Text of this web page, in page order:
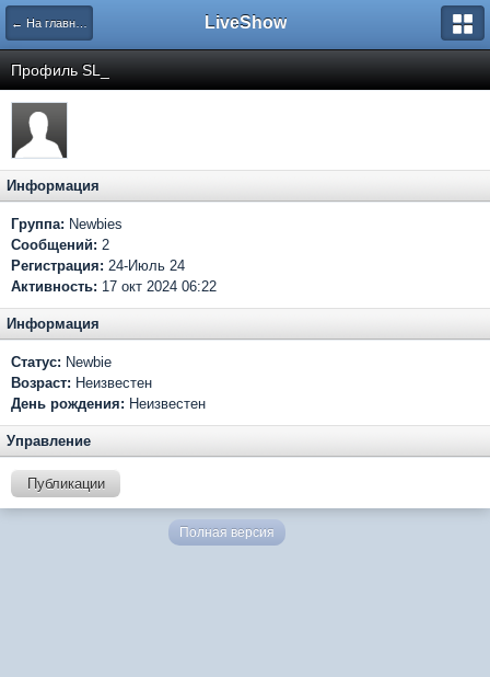
← На главную LiveShow
Профиль SL_
Информация
Группа: Newbies
Сообщений: 2
Регистрация: 24-Июль 24
Активность: 17 окт 2024 06:22
Информация
Статус: Newbie
Возраст: Неизвестен
День рождения: Неизвестен
Управление
Публикации
Полная версия